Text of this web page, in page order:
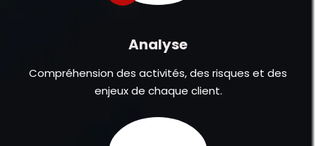
Analyse
Compréhension des activités, des risques et des
enjeux de chaque client.